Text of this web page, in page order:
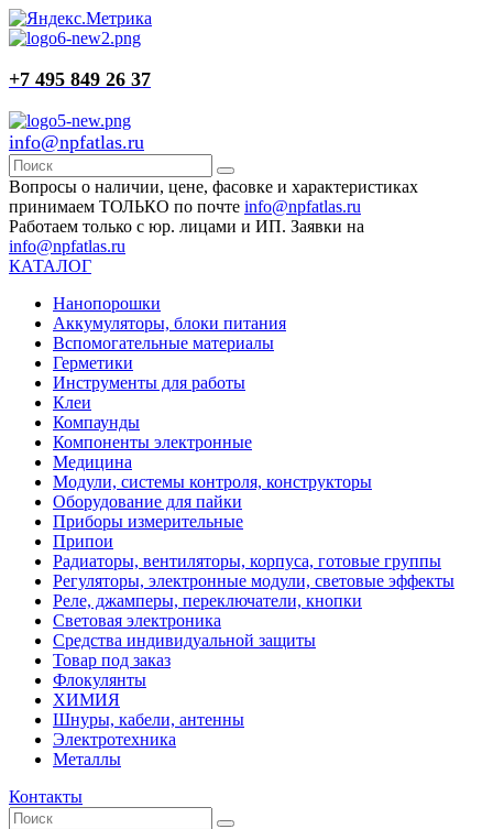
+7 495 849 26 37
info@npfatlas.ru
Вопросы о наличии, цене, фасовке и характеристиках
принимаем ТОЛЬКО по почте info@npfatlas.ru
Работаем только с юр. лицами и ИП. Заявки на
info@npfatlas.ru
КАТАЛОГ
Нанопорошки
Аккумуляторы, блоки питания
Вспомогательные материалы
Герметики
Инструменты для работы
Клеи
Компаунды
Компоненты электронные
Медицина
Модули, системы контроля, конструкторы
Оборудование для пайки
Приборы измерительные
Припои
Радиаторы, вентиляторы, корпуса, готовые группы
Регуляторы, электронные модули, световые эффекты
Реле, джамперы, переключатели, кнопки
Световая электроника
Средства индивидуальной защиты
Товар под заказ
Флокулянты
ХИМИЯ
Шнуры, кабели, антенны
Электротехника
Металлы
Контакты